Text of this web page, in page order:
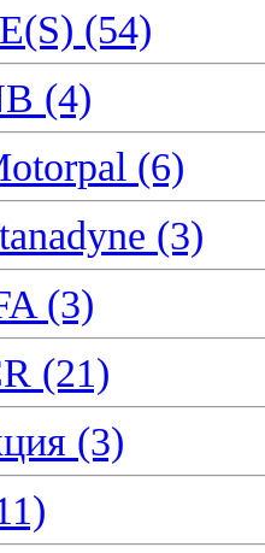
(54)
(4)
(6)
(3)
(3)
(21)
(3)